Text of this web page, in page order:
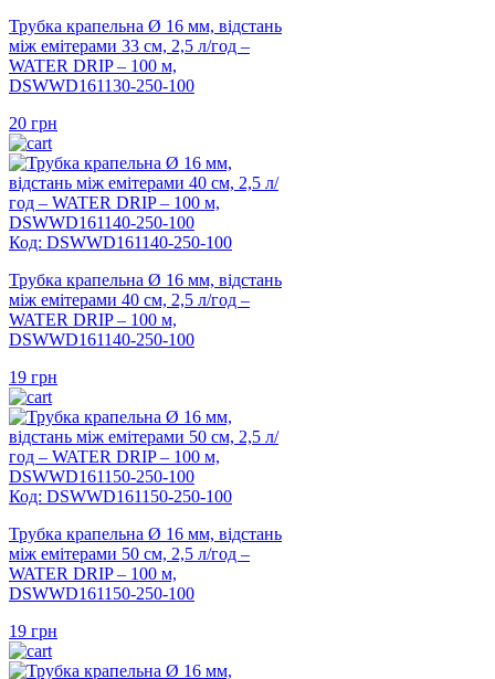
Трубка крапельна Ø 16 мм, відстань
між емітерами 33 см, 2,5 л/год –
WATER DRIP – 100 м,
DSWWD161130-250-100
20 грн
Код: DSWWD161140-250-100
Трубка крапельна Ø 16 мм, відстань
між емітерами 40 см, 2,5 л/год –
WATER DRIP – 100 м,
DSWWD161140-250-100
19 грн
Код: DSWWD161150-250-100
Трубка крапельна Ø 16 мм, відстань
між емітерами 50 см, 2,5 л/год –
WATER DRIP – 100 м,
DSWWD161150-250-100
19 грн